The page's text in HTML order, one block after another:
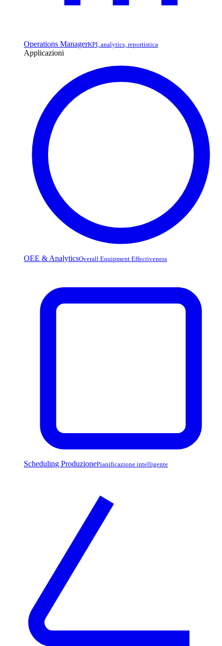
Operations ManagerKPI, analytics, reportistica
Applicazioni
OEE & AnalyticsOverall Equipment Effectiveness
Scheduling ProduzionePianificazione intelligente